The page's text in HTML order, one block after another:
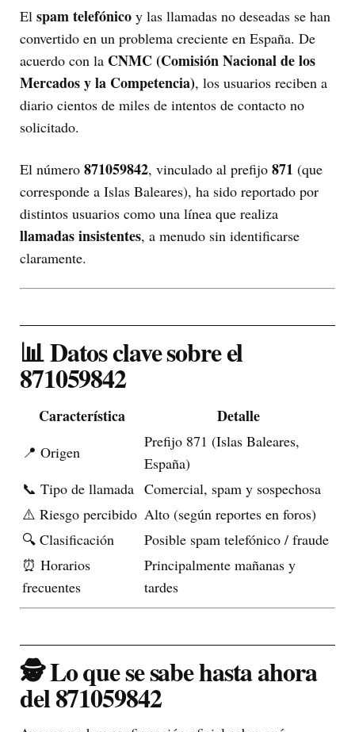
El spam telefónico y las llamadas no deseadas se han
convertido en un problema creciente en España. De
acuerdo con la CNMC (Comisión Nacional de los
Mercados y la Competencia), los usuarios reciben a
diario cientos de miles de intentos de contacto no
solicitado.
El número 871059842, vinculado al prefijo 871 (que
corresponde a Islas Baleares), ha sido reportado por
distintos usuarios como una línea que realiza
llamadas insistentes, a menudo sin identificarse
claramente.
📊 Datos clave sobre el
871059842
Característica Detalle
📍 Origen
Prefijo 871 (Islas Baleares,
España)
📞 Tipo de llamada Comercial, spam y sospechosa
⚠️ Riesgo percibido Alto (según reportes en foros)
🔍 Clasificación
Posible spam telefónico / fraude
⏰ Horarios
frecuentes
Principalmente mañanas y
tardes
🕵️ Lo que se sabe hasta ahora
del 871059842